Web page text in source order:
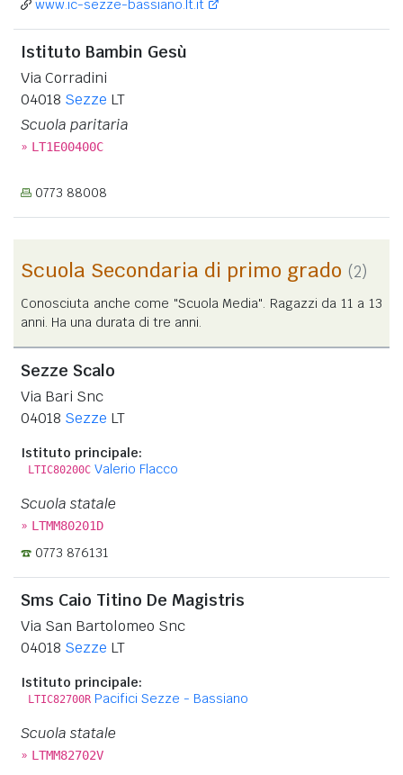
www.ic-sezze-bassiano.lt.it
Istituto Bambin Gesù
Via Corradini
04018 Sezze LT
Scuola paritaria
» LT1E00400C
0773 88008
Scuola Secondaria di primo grado (2)
Conosciuta anche come "Scuola Media". Ragazzi da 11 a 13
anni. Ha una durata di tre anni.
Sezze Scalo
Via Bari Snc
04018 Sezze LT
Istituto principale:
LTIC80200C Valerio Flacco
Scuola statale
» LTMM80201D
0773 876131
Sms Caio Titino De Magistris
Via San Bartolomeo Snc
04018 Sezze LT
Istituto principale:
LTIC82700R Pacifici Sezze - Bassiano
Scuola statale
» LTMM82702V